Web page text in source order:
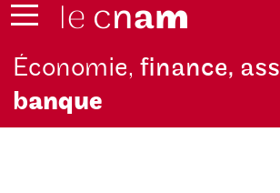
Économie,finance, ass
banque